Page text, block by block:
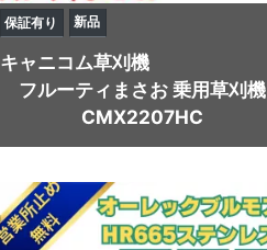
保証有り 新品
キャニコム草刈機
フルーティまさお 乗用草刈機
CMX2207HC